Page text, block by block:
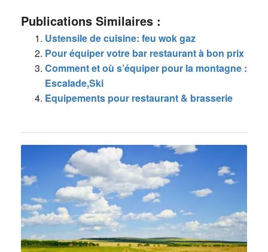
Publications Similaires :
Ustensile de cuisine: feu wok gaz
Pour équiper votre bar restaurant à bon prix
Comment et où s’équiper pour la montagne :
Escalade,Ski
Equipements pour restaurant & brasserie